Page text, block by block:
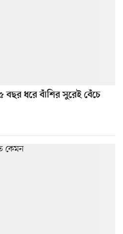
বছর ধরে বাঁশির সুরেই বেঁচে